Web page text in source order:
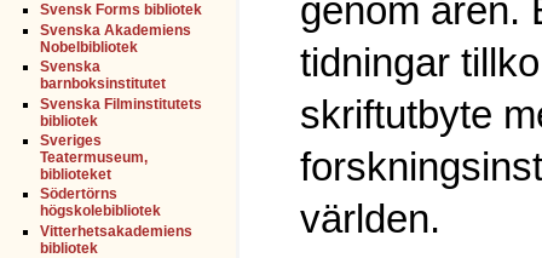
Svensk Forms bibliotek
Svenska Akademiens
Nobelbibliotek
Svenska
barnboksinstitutet
Svenska Filminstitutets
bibliotek
Sveriges
Teatermuseum,
biblioteket
Södertörns
högskolebibliotek
Vitterhetsakademiens
bibliotek
genom åren.
tidningar
skriftutbyte
världen.